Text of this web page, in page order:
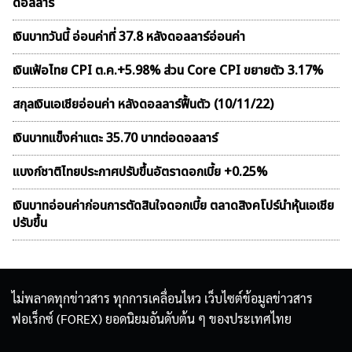
เงินบาทวันนี้ อ่อนค่าที่ 37.8 หลังดอลลาร์อ่อนค่า
เงินเฟ้อไทย CPI ต.ค.+5.98% ส่วน Core CPI ขยายตัว 3.17%
สกุลเงินเอเชียอ่อนค่า หลังดอลลาร์ฟื้นตัว (10/11/22)
เงินบาทแข็งค่าแตะ 35.70 บาทต่อดอลลาร์
แบงก์ชาติไทยประกาศปรับขึ้นอัตราดอกเบี้ย +0.25%
เงินบาทอ่อนค่าก่อนการตัดสินใจดอกเบี้ย ตลาดสิงคโปร์นำหุ้นเอเชีย
ปรับขึ้น
ไม่พลาดทุกข่าวสาร ทุกการเคลื่อนไหว เว็บไซต์ข้อมูลข่าวสาร
ฟอเร็กซ์ (FOREX) ยอดนิยมอันดับต้น ๆ ของประเทศไทย